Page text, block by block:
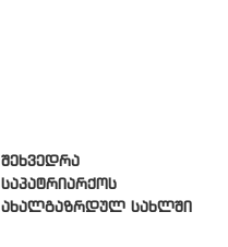
შეხვედრა
საპატრიარქოს
ახალგაზრდულ სახლში